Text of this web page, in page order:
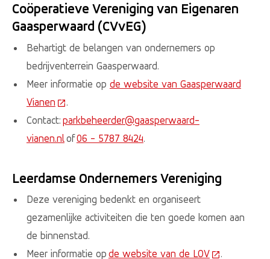
Coöperatieve Vereniging van Eigenaren
Gaasperwaard (CVvEG)
Behartigt de belangen van ondernemers op
bedrijventerrein Gaasperwaard.
Meer informatie op de website van Gaasperwaard
Vianen (Deze link gaat naar een externe website)
.
Contact: parkbeheerder@gaasperwaard-
vianen.nlof06 - 5787 8424.
Leerdamse Ondernemers Vereniging
Deze vereniging bedenkt en organiseert
gezamenlijke activiteiten die ten goede komen aan
de binnenstad.
Meer informatie op de website van de LOV(Deze link
.